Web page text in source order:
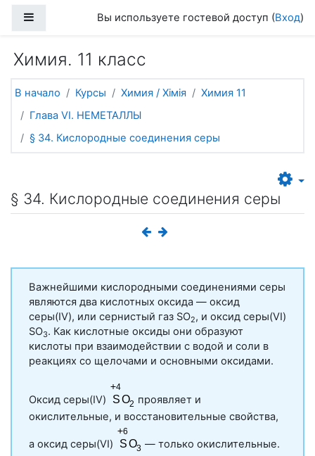
Боковая панельВы используете гостевой доступ (Вход)
Химия. 11 класс
В начало Курсы Химия / Хімія
Химия 11
Глава VI. НЕМЕТАЛЛЫ
§ 34. Кислородные соединения серы
§ 34. Кислородные соединения серы
Важнейшими кислородными соединениями серы
являются два кислотных оксида — оксид
серы(IV), или сернистый газ SO2, и оксид серы(VI)
SO3. Как кислотные оксиды они образуют
кислоты при взаимодействии с водой и соли в
реакциях со щелочами и основными оксидами.
Оксид серы(IV)
проявляет и
окислительные, и восстановительные свойства,
а оксид серы(VI) — только окислительные.